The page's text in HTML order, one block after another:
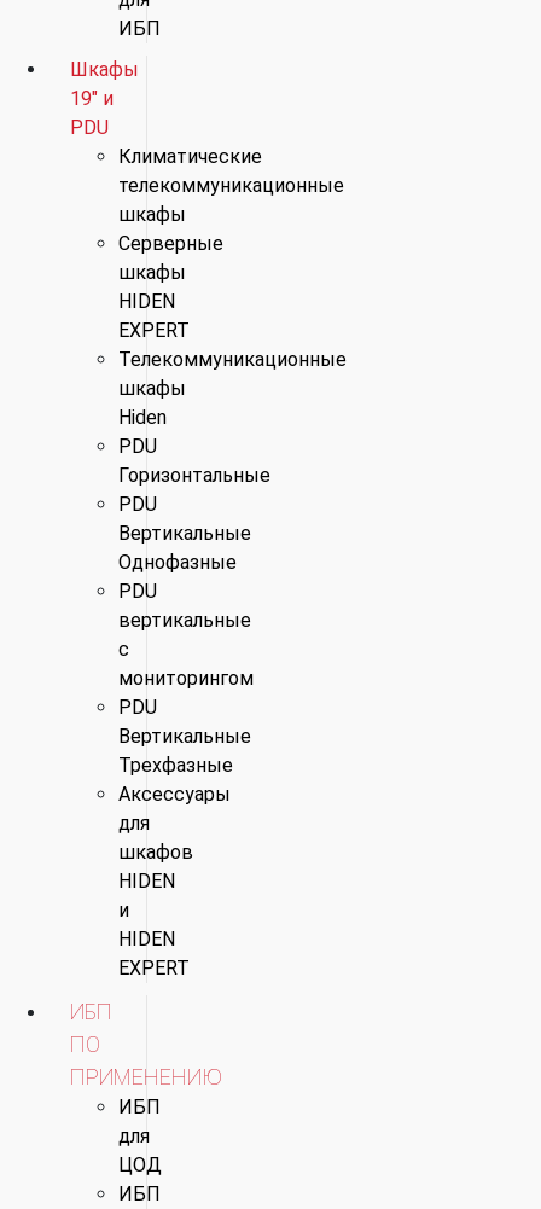
ИБП
Шкафы
19" и
PDU
Климатические
телекоммуникационные
шкафы
Серверные
шкафы
HIDEN
EXPERT
Телекоммуникационные
шкафы
Hiden
PDU
Горизонтальные
PDU
Вертикальные
Однофазные
PDU
вертикальные
с
мониторингом
PDU
Вертикальные
Трехфазные
Аксессуары
для
шкафов
HIDEN
и
HIDEN
EXPERT
ИБП
ПО
ПРИМЕНЕНИЮ
ИБП
для
ЦОД
ИБП